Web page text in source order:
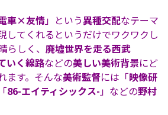
車×友情」という異種交配なテーマ
してくれるというだけでワクワクし
らしく、 廃墟世界を走る西武
いく線路などの美しい美術背景にど
ます。そんな美術監督には「映像研
86-エイティシックス-」などの野村